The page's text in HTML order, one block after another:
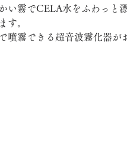
い霧でCELA水をふわっと
す。
霧できる超音波霧化器が